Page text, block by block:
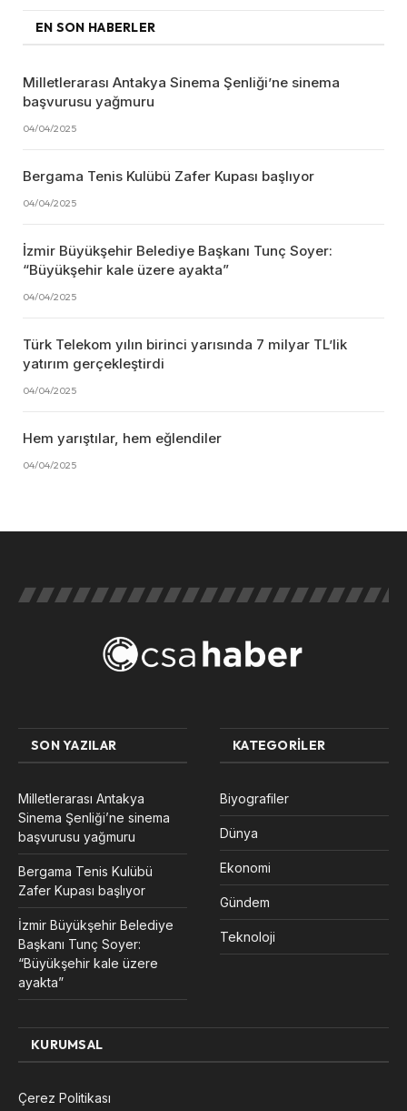
EN SON HABERLER
Milletlerarası Antakya Sinema Şenliği’ne sinema
başvurusu yağmuru
04/04/2025
Bergama Tenis Kulübü Zafer Kupası başlıyor
04/04/2025
İzmir Büyükşehir Belediye Başkanı Tunç Soyer:
“Büyükşehir kale üzere ayakta”
04/04/2025
Türk Telekom yılın birinci yarısında 7 milyar TL’lik
yatırım gerçekleştirdi
04/04/2025
Hem yarıştılar, hem eğlendiler
04/04/2025
SON YAZILAR
Milletlerarası Antakya
Sinema Şenliği’ne sinema
başvurusu yağmuru
Bergama Tenis Kulübü
Zafer Kupası başlıyor
İzmir Büyükşehir Belediye
Başkanı Tunç Soyer:
“Büyükşehir kale üzere
ayakta”
KATEGORILER
Biyografiler
Dünya
Ekonomi
Gündem
Teknoloji
KURUMSAL
Çerez Politikası